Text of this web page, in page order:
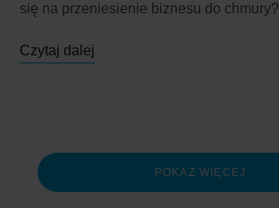
się na przeniesienie biznesu do chmury?
Czytaj dalej
POKAŻ WIĘCEJ